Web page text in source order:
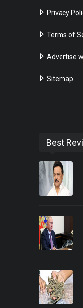
Privacy
Terms of
Advertise
Sitemap
Best